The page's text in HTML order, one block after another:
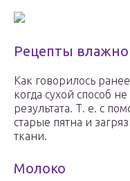
Рецепты
Как говорилось
когда сухой способ
результата. Т. е. с
старые пятна и
ткани.
Молоко